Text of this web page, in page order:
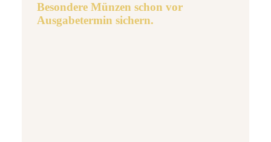
Besondere Münzen schon vor
Ausgabetermin sichern.